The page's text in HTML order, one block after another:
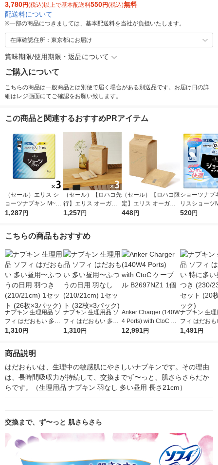
3,780円(税込)以上で基本配送料550円(税込)無料
配送料について
※一部の商品につきましては、基本配送料を当社が負担いたします。
在庫確認住所：東京都にお届け
賞味期限/使用期限・返品について
ご購入について
こちらの商品は一般商品とは別便で届く場合がある別送品です。お届け日の詳
細はレジ画面にてご確認をお願い致します。
この商品と関連するおすすめPRアイテム
（セール）エリス シ
ョーツナプキン M~L
昼・夜 長時間用 ブラ
王製紙
1,287円
（セール）【ロハコ先
行】エリス オーガニ
ックコットン 羽つき
素肌のきもち ナチュ
用品
1,257円
（セール）【ロハコ限
定】エリス オーガニ
ックコットン 羽つき
定
448円
ショーツナプ
リスショーツ
スブルー夏企
520円
こちらの商品もおすすめ
ナプキン 生理用品 ソ
フィ はだおもい 多い
昼用〜ふつうの日用
ク)
1,310円
ナプキン 生理用品 ソ
フィ はだおもい 多い
昼用〜ふつうの日用
1,310円
Anker Charger (140W
4 Ports) with CtoC ケ
ーブル B2697NZ1 1個
12,991円
ナプキン 生理
フィ はだお
多い昼用 羽
1,491円
商品説明
はだおもいは、生理中の敏感肌にやさしいナプキンです。その理由
は、長時間吸収力が持続して、交換までず〜っと、肌さらさらだか
らです。（生理用品 ナプキン 羽なし 多い昼用 長さ21cm）
交換まで、ず〜っと 肌さらさら